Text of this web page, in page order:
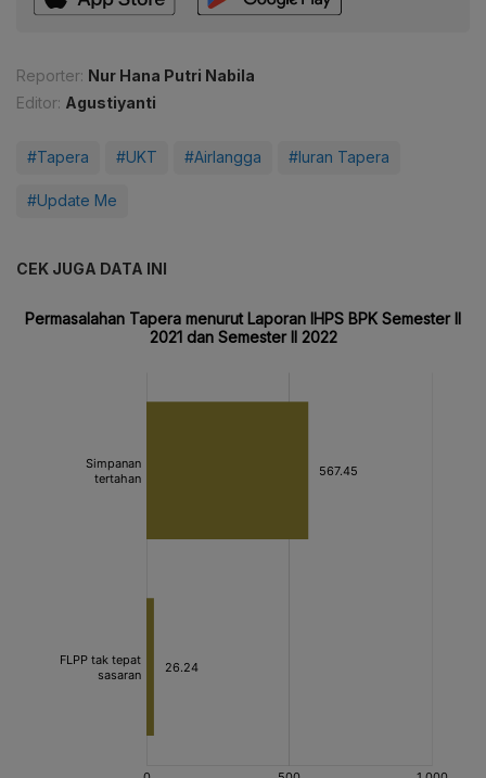
Reporter: Nur Hana Putri Nabila
Editor: Agustiyanti
#Tapera #UKT #Airlangga #Iuran Tapera
#Update Me
CEK JUGA DATA INI